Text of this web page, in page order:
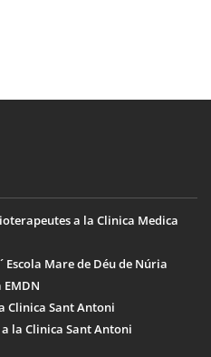
a la Clinica Medica
Mare de Déu de Núria
EMDN
Clinica Sant Antoni
la Clinica Sant Antoni